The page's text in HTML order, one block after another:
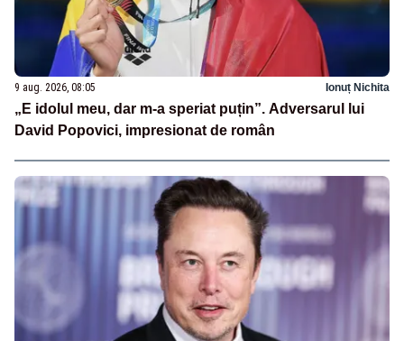
9 aug. 2026, 08:05 Ionuț Nichita
„E idolul meu, dar m-a speriat puțin”. Adversarul lui
David Popovici, impresionat de român